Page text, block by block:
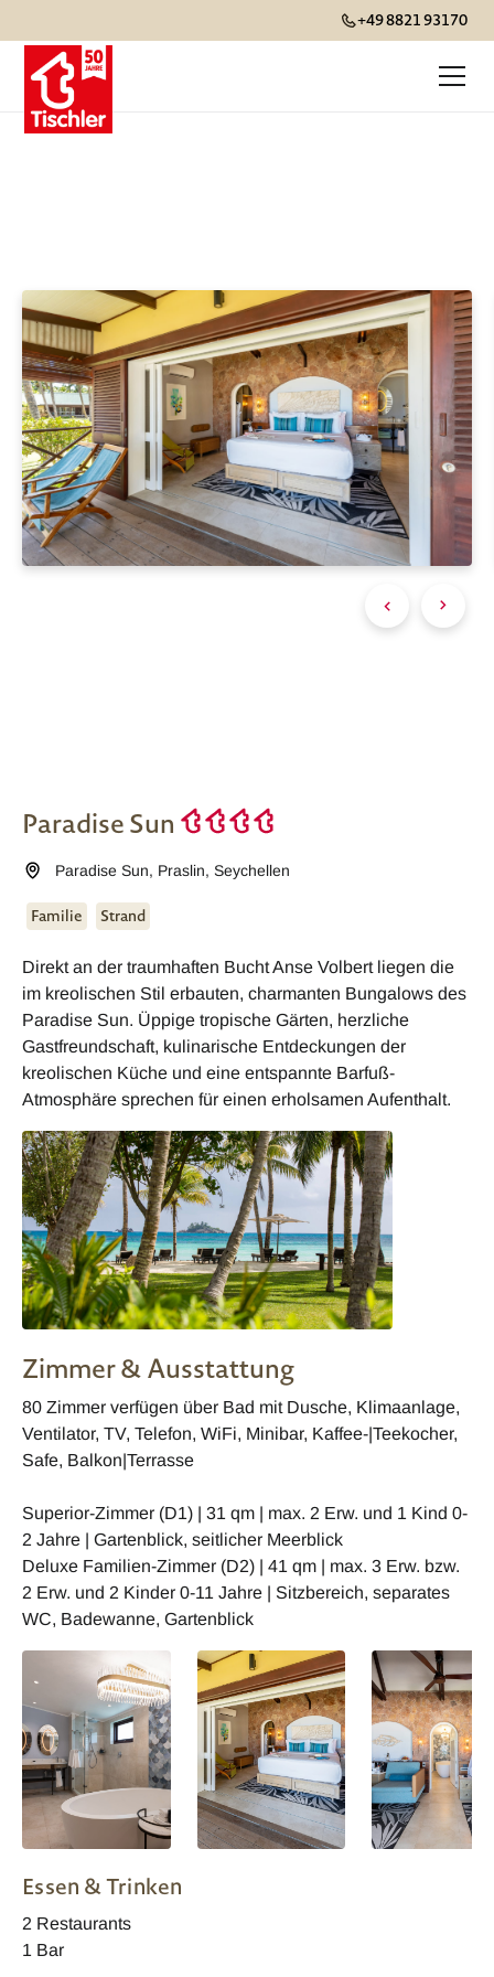
+49 8821 93170
Paradise Sun
Paradise Sun, Praslin,Seychellen
Familie Strand
Direkt an der traumhaften Bucht Anse Volbert liegen die
im kreolischen Stil erbauten, charmanten Bungalows des
Paradise Sun. Üppige tropische Gärten, herzliche
Gastfreundschaft, kulinarische Entdeckungen der
kreolischen Küche und eine entspannte Barfuß-
Atmosphäre sprechen für einen erholsamen Aufenthalt.
Zimmer & Ausstattung
80 Zimmer verfügen über Bad mit Dusche, Klimaanlage,
Ventilator, TV, Telefon, WiFi, Minibar, Kaffee-|Teekocher,
Safe, Balkon|Terrasse
Superior-Zimmer (D1) | 31 qm | max. 2 Erw. und 1 Kind 0-
2 Jahre | Gartenblick, seitlicher Meerblick
Deluxe Familien-Zimmer (D2) | 41 qm | max. 3 Erw. bzw.
2 Erw. und 2 Kinder 0-11 Jahre | Sitzbereich, separates
WC, Badewanne, Gartenblick
Essen & Trinken
2 Restaurants
1 Bar